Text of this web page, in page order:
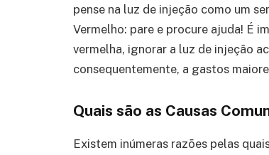
pense na luz de injeção como um
Vermelho: pare e procure ajuda! É
vermelha, ignorar a luz de injeção
consequentemente, a gastos
Quais são as Causas
Existem inúmeras razões pelas